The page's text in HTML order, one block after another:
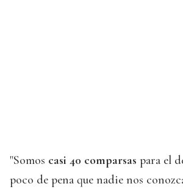
"Somos casi 40 comparsas para el
poco de pena que nadie nos